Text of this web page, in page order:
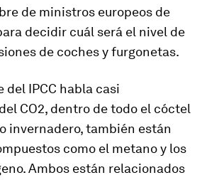
de ministros europeos de
decidir cuál será el nivel de
de coches y furgonetas.
IPCC habla casi
CO2, dentro de todo el cóctel
invernadero, también están
como el metano y los
Ambos están relacionados